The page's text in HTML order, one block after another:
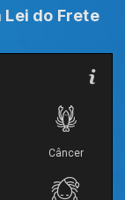
Lei do Frete